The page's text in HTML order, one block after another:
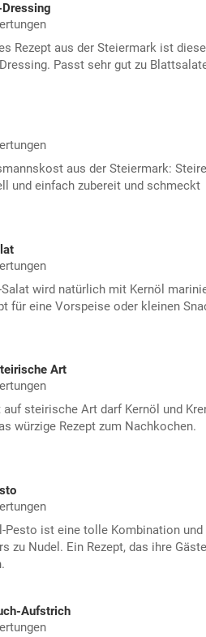
Rezept aus der Steiermark ist
Passt sehr gut zu
aus der Steiermark:
und einfach zubereit und schmeckt
wird natürlich mit Kernöl
für eine Vorspeise oder kleinen
Art
steirische Art darf Kernöl und
würzige Rezept zum Nachkochen.
Pesto ist eine tolle Kombination und
zu Nudel. Ein Rezept, das ihre Gäste
Aufstrich